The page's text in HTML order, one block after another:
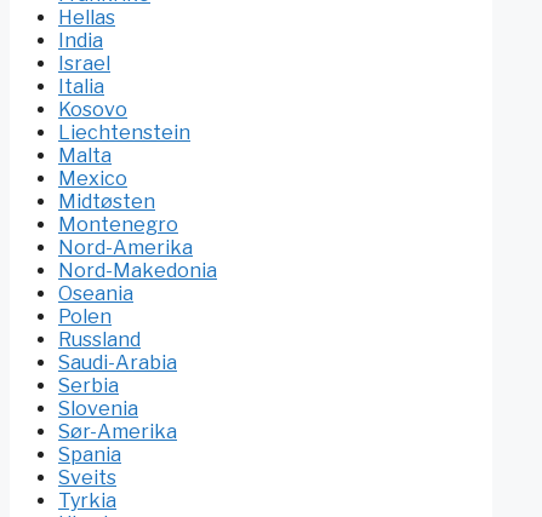
Hellas
India
Israel
Italia
Kosovo
Liechtenstein
Malta
Mexico
Midtøsten
Montenegro
Nord-Amerika
Nord-Makedonia
Oseania
Polen
Russland
Saudi-Arabia
Serbia
Slovenia
Sør-Amerika
Spania
Sveits
Tyrkia